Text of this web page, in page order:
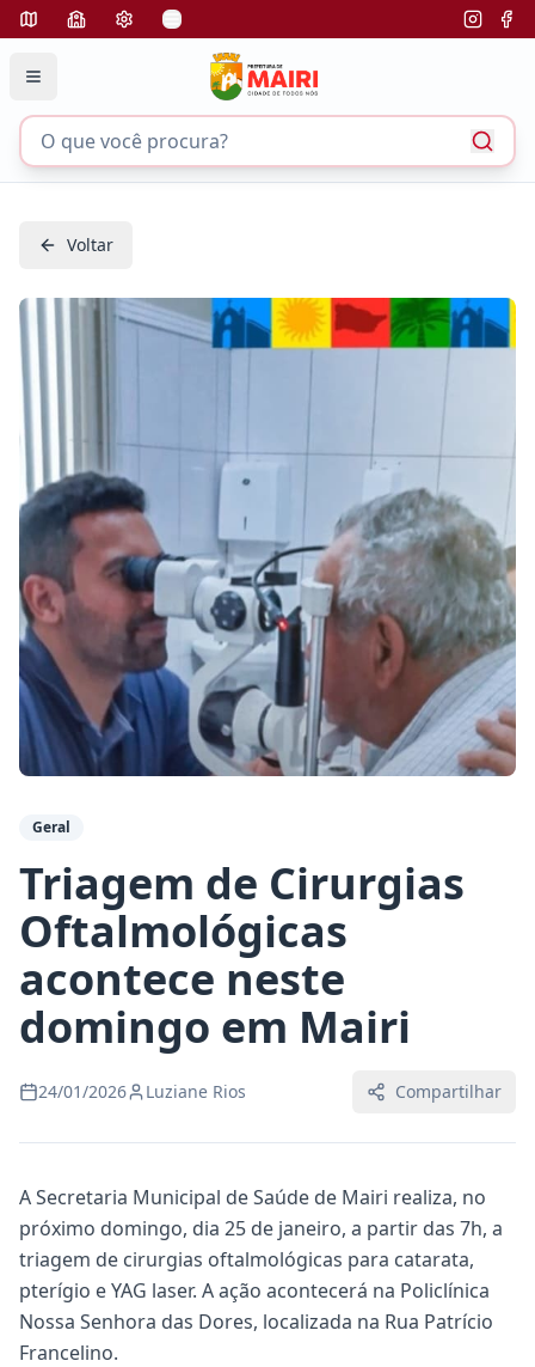
Voltar
Geral
Triagem de Cirurgias
Oftalmológicas
acontece neste
domingo em Mairi
24/01/2026 Luziane Rios Compartilhar
A Secretaria Municipal de Saúde de Mairi realiza, no
próximo domingo, dia 25 de janeiro, a partir das 7h, a
triagem de cirurgias oftalmológicas para catarata,
pterígio e YAG laser. A ação acontecerá na Policlínica
Nossa Senhora das Dores, localizada na Rua Patrício
Francelino.